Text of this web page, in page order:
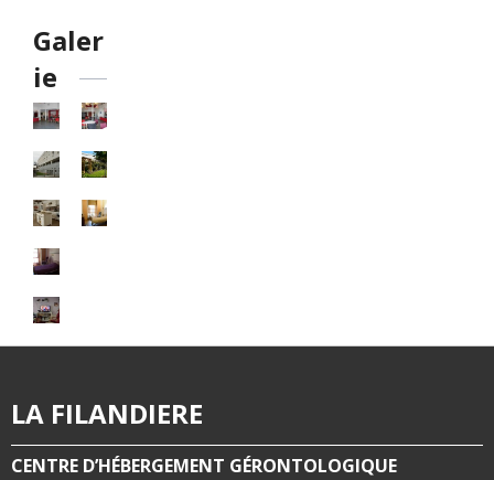
Galer
ie
LA FILANDIERE
CENTRE D’HÉBERGEMENT GÉRONTOLOGIQUE